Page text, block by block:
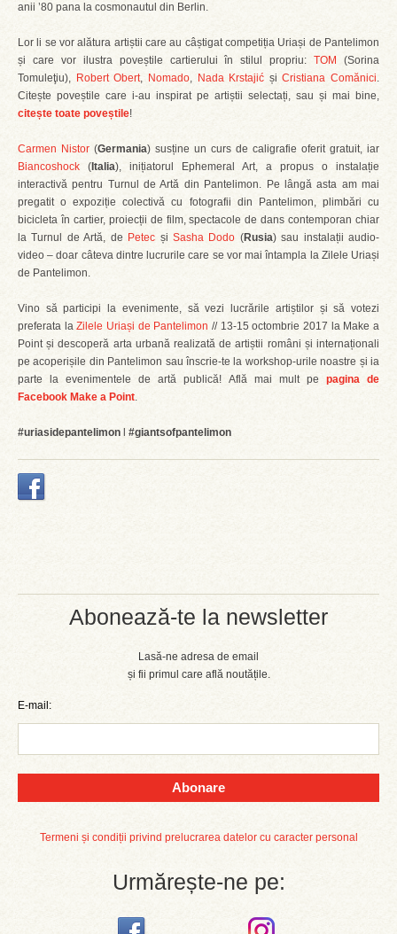
Abonează-te la newsletter
Lasă-ne adresa de email
și fii primul care află noutățile.
E-mail:
Abonare
Termeni și condiții privind prelucrarea datelor cu caracter personal
Urmărește-ne pe:
anii ’80 pana la cosmonautul din Berlin.
Lor li se vor alătura artiștii care au câștigat competiția Uriași de Pantelimon
și care vor ilustra poveștile cartierului în stilul propriu:TOM
(Sorina
Tomuleţiu), Robert Obert, Nomado, Nada Krstajić șiCristiana Comănici.
Citește poveștile care i-au inspirat pe artiștii selectați, sau și mai bine,
citește toate poveștile!
Carmen Nistor (Germania) susține un curs de caligrafie oferit gratuit, iar
Biancoshock ( Italia), inițiatorul Ephemeral Art, a propus o instalație
interactivă pentru Turnul de Artă din Pantelimon. Pe lângă asta am mai
pregatit o expoziție colectivă cu fotografii din Pantelimon, plimbări cu
bicicleta în cartier, proiecții de film, spectacole de dans contemporan chiar
la Turnul de Artă, de Petec și Sasha Dodo (Rusia) sau instalații audio-
video – doar câteva dintre lucrurile care se vor mai întampla la Zilele Uriași
de Pantelimon.
Vino să participi la evenimente, să vezi lucrările artiștilor și să votezi
preferata laZilele Uriași de Pantelimon // 13-15 octombrie 2017 la Make a
Point și descoperă arta urbană realizată de artiștii români și internaționali
pe acoperișile din Pantelimon sau înscrie-te la workshop-urile noastre și ia
parte la evenimentele de artă publică! Află mai mult pe pagina de
Facebook Make a Point.
#uriasidepantelimon #giantsofpantelimon